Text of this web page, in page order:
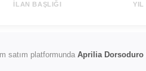
İLAN BAŞLIĞI YIL
satım platformunda Aprilia Dorsoduro